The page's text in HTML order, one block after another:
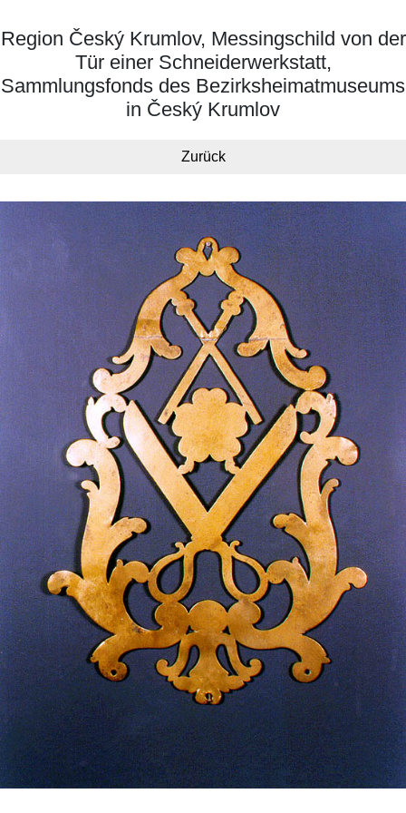
Region Český Krumlov, Messingschild von der
Tür einer Schneiderwerkstatt,
Sammlungsfonds des Bezirksheimatmuseums
in Český Krumlov
Zurück